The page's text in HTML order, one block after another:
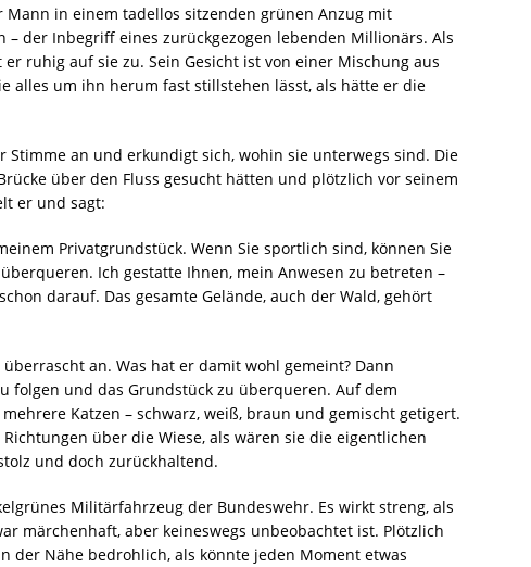
Mann in einem tadellos sitzenden grünen Anzug mit
– der Inbegriff eines zurückgezogen lebenden Millionärs. Als
ruhig auf sie zu. Sein Gesicht ist von einer Mischung aus
alles um ihn herum fast stillstehen lässt, als hätte er die
an und erkundigt sich, wohin sie unterwegs sind. Die
über den Fluss gesucht hätten und plötzlich vor seinem
er und sagt:
Privatgrundstück. Wenn Sie sportlich sind, können Sie
Ich gestatte Ihnen, mein Anwesen zu betreten –
darauf. Das gesamte Gelände, auch der Wald, gehört
an. Was hat er damit wohl gemeint? Dann
folgen und das Grundstück zu überqueren. Auf dem
Katzen – schwarz, weiß, braun und gemischt getigert.
über die Wiese, als wären sie die eigentlichen
und doch zurückhaltend.
Militärfahrzeug der Bundeswehr. Es wirkt streng, als
märchenhaft, aber keineswegs unbeobachtet ist. Plötzlich
der Nähe bedrohlich, als könnte jeden Moment etwas